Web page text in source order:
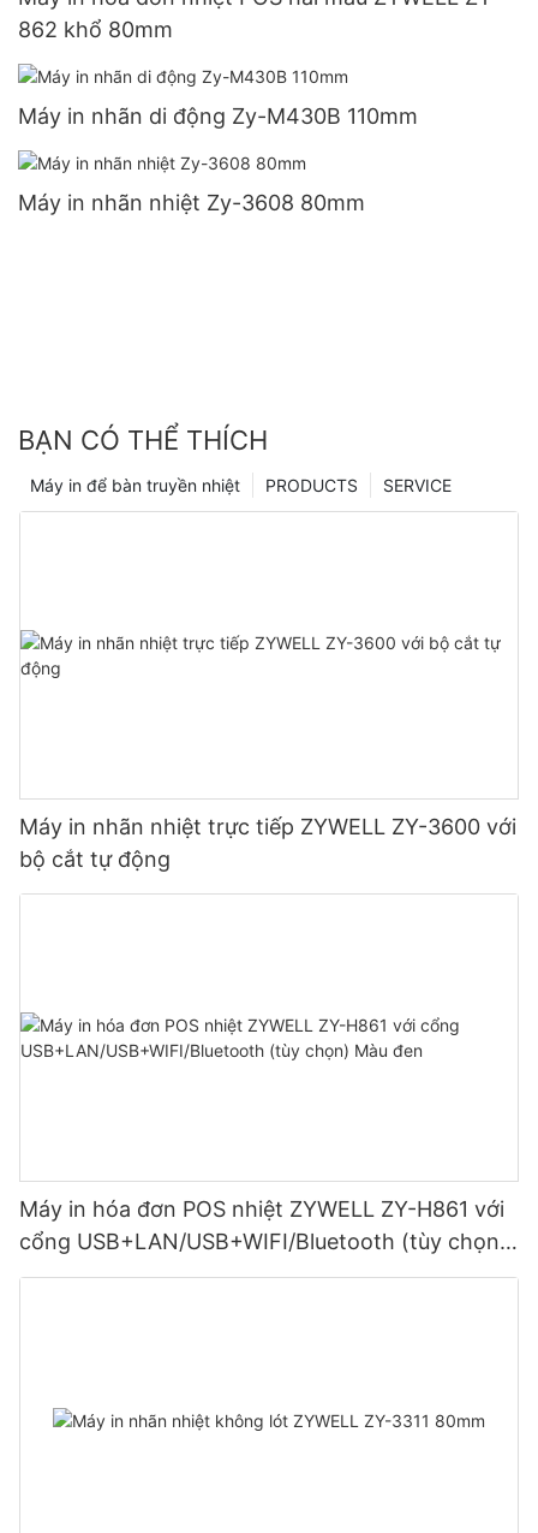
862 khổ 80mm
Máy in nhãn di động Zy-M430B 110mm
Máy in nhãn nhiệt Zy-3608 80mm
BẠN CÓ THỂ THÍCH
SERVICE
PRODUCTS
Máy in để bàn truyền nhiệt
Máy in nhãn nhiệt trực tiếp ZYWELL ZY-3600 với
bộ cắt tự động
Máy in hóa đơn POS nhiệt ZYWELL ZY-H861 với
cổng USB+LAN/USB+WIFI/Bluetooth (tùy chọn)
Màu đen